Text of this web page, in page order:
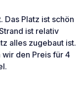
Das Platz ist schön
ist relativ
alles zugebaut ist.
den Preis für 4